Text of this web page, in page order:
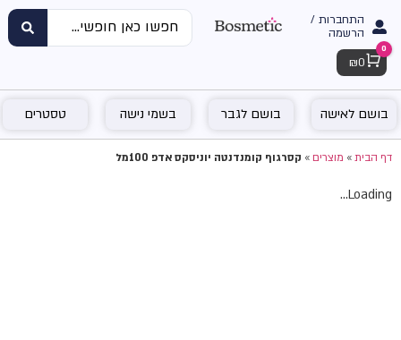
התחברות /
הרשמה
Cart
0
₪ 0
בושם לאישה בושם לגבר בשמי נישה טסטרים
דף הבית»מוצרים»קסרגוף קומנדנטה יוניסקס אדפ 100מל
Loading...